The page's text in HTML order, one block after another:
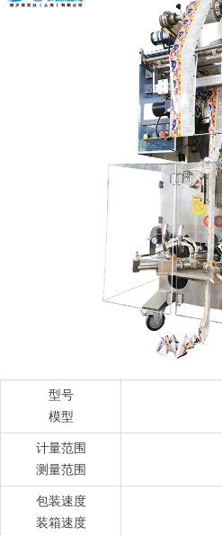
型号
模型
计量范围
测量范围
包装速度
装箱速度